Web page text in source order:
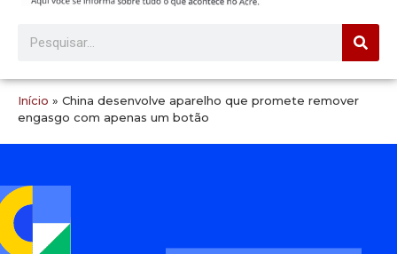
Início » China desenvolve aparelho que promete remover
engasgo com apenas um botão